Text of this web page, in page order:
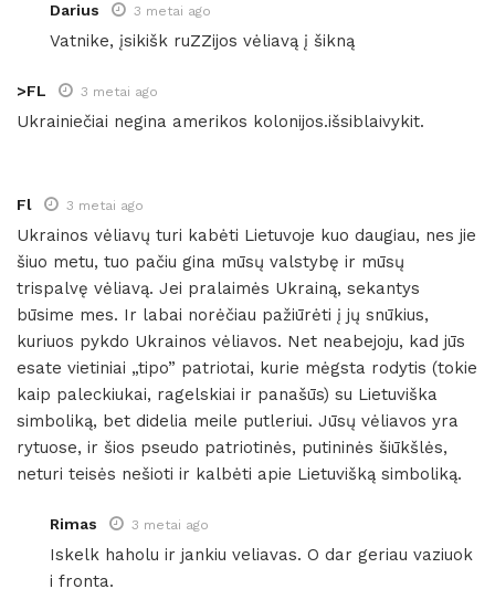
Darius 3 metai ago
Vatnike, įsikišk ruZZijos vėliavą į šikną
>FL 3 metai ago
Ukrainiečiai negina amerikos kolonijos.išsiblaivykit.
Fl 3 metai ago
Ukrainos vėliavų turi kabėti Lietuvoje kuo daugiau, nes jie
šiuo metu, tuo pačiu gina mūsų valstybę ir mūsų
trispalvę vėliavą. Jei pralaimės Ukrainą, sekantys
būsime mes. Ir labai norėčiau pažiūrėti į jų snūkius,
kuriuos pykdo Ukrainos vėliavos. Net neabejoju, kad jūs
esate vietiniai „tipo” patriotai, kurie mėgsta rodytis (tokie
kaip paleckiukai, ragelskiai ir panašūs) su Lietuviška
simboliką, bet didelia meile putleriui. Jūsų vėliavos yra
rytuose, ir šios pseudo patriotinės, putininės šiūkšlės,
neturi teisės nešioti ir kalbėti apie Lietuvišką simboliką.
Rimas 3 metai ago
Iskelk haholu ir jankiu veliavas. O dar geriau vaziuok
i fronta.